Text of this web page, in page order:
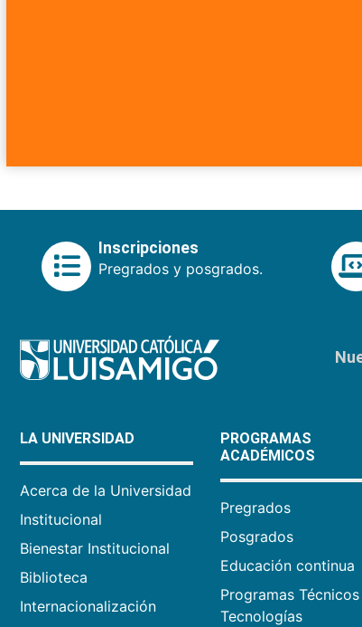
Inscripciones
Pregrados y posgrados.
LA UNIVERSIDAD
Acerca de la Universidad
Institucional
Bienestar Institucional
Biblioteca
Internacionalización
PROGRAMAS
ACADÉMICOS
Pregrados
Posgrados
Educación continua
Programas
Tecnologías